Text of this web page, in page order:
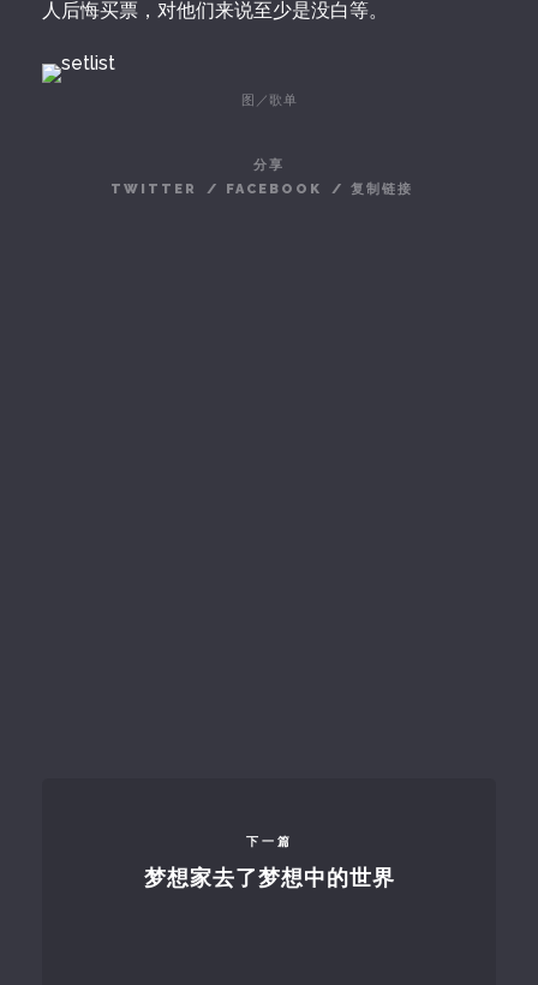
人后悔买票，对他们来说至少是没白等。
图／歌单
分享
TWITTER
/ FACEBOOK / 复制链接
下一篇
梦想家去了梦想中的世界